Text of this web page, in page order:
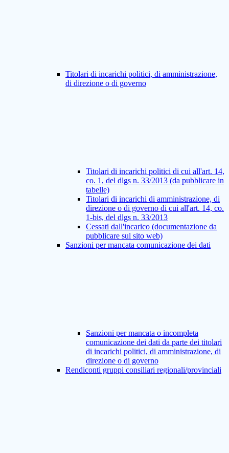
Titolari di incarichi politici, di amministrazione,
di direzione o di governo
Titolari di incarichi politici di cui all'art. 14,
co. 1, del dlgs n. 33/2013 (da pubblicare in
tabelle)
Titolari di incarichi di amministrazione, di
direzione o di governo di cui all'art. 14, co.
1-bis, del dlgs n. 33/2013
Cessati dall'incarico (documentazione da
pubblicare sul sito web)
Sanzioni per mancata comunicazione dei dati
Sanzioni per mancata o incompleta
comunicazione dei dati da parte dei titolari
di incarichi politici, di amministrazione, di
direzione o di governo
Rendiconti gruppi consiliari regionali/provinciali